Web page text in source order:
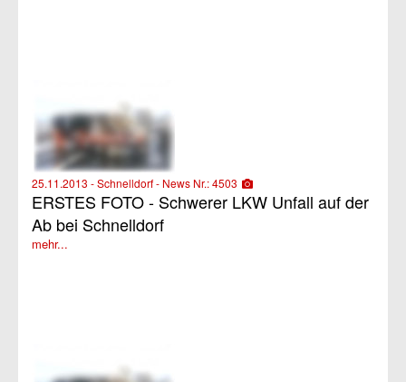
25.11.2013 - Schnelldorf - News Nr.: 4503
ERSTES FOTO - Schwerer LKW Unfall auf der
Ab bei Schnelldorf
mehr...